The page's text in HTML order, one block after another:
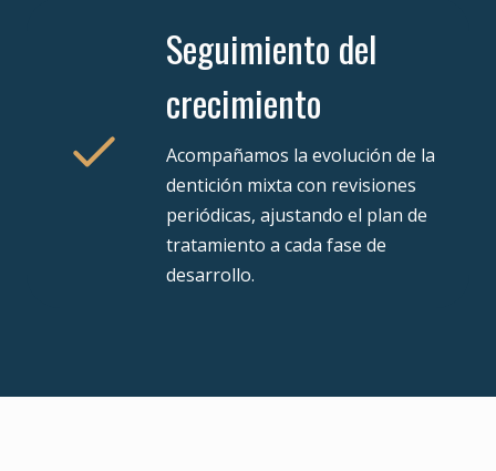
Seguimiento del
crecimiento
Acompañamos la evolución de la
dentición mixta con revisiones
periódicas, ajustando el plan de
tratamiento a cada fase de
desarrollo.